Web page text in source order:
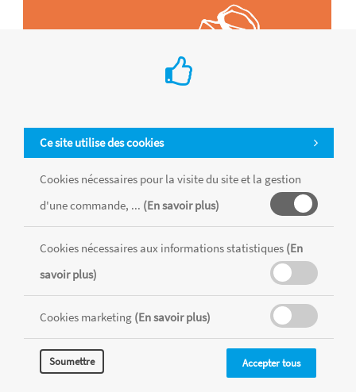
Ce site utilise des cookies
Cookies nécessaires pour la visite du site et la gestion
d'une commande, ... (En savoir plus)
Cookies nécessaires aux informations statistiques (En
savoir plus)
Cookies marketing (En savoir plus)
Soumettre Accepter tous
Tous les produits sont vendus dans la limite des stocks disponibles de
chaque magasin, toutes taxes comprises.
MENTIONS LÉGALES CONDITIONS GÉNÉRALES